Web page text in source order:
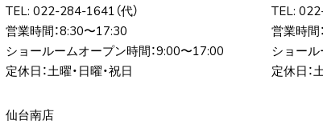
TEL: 022-284-1641 （代）
営業時間：8:30〜17:30
ショールームオープン時間：9:00〜17:00
定休日：土曜・日曜・祝日
TEL:
営業時間
ショール
定休日：
仙台南店